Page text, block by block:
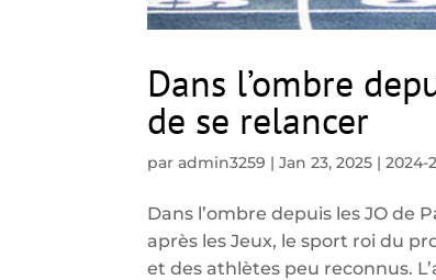
Dans l’ombre
de se relancer
paradmin3259 |Jan 23, 2025 |2024-
Dans l’ombre depuis les JO de
après les Jeux, le sport roi du
et des athlètes peu reconnus.